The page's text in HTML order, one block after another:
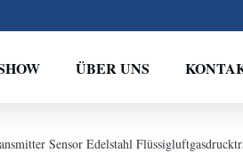
ÜBER UNS
Sensor Edelstahl